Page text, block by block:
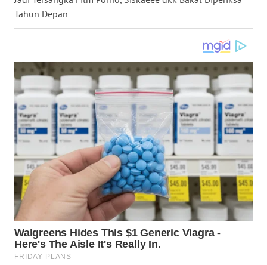
Tahun Depan
WN
NUSANTARA
WN
JOGJA
WN
JATIM
BALI
KALBAR
WN
KALTENG